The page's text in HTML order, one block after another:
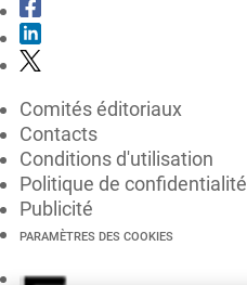
Comités éditoriaux
Contacts
Conditions d'utilisation
Politique de confidentialité
Publicité
PARAMÈTRES DES COOKIES